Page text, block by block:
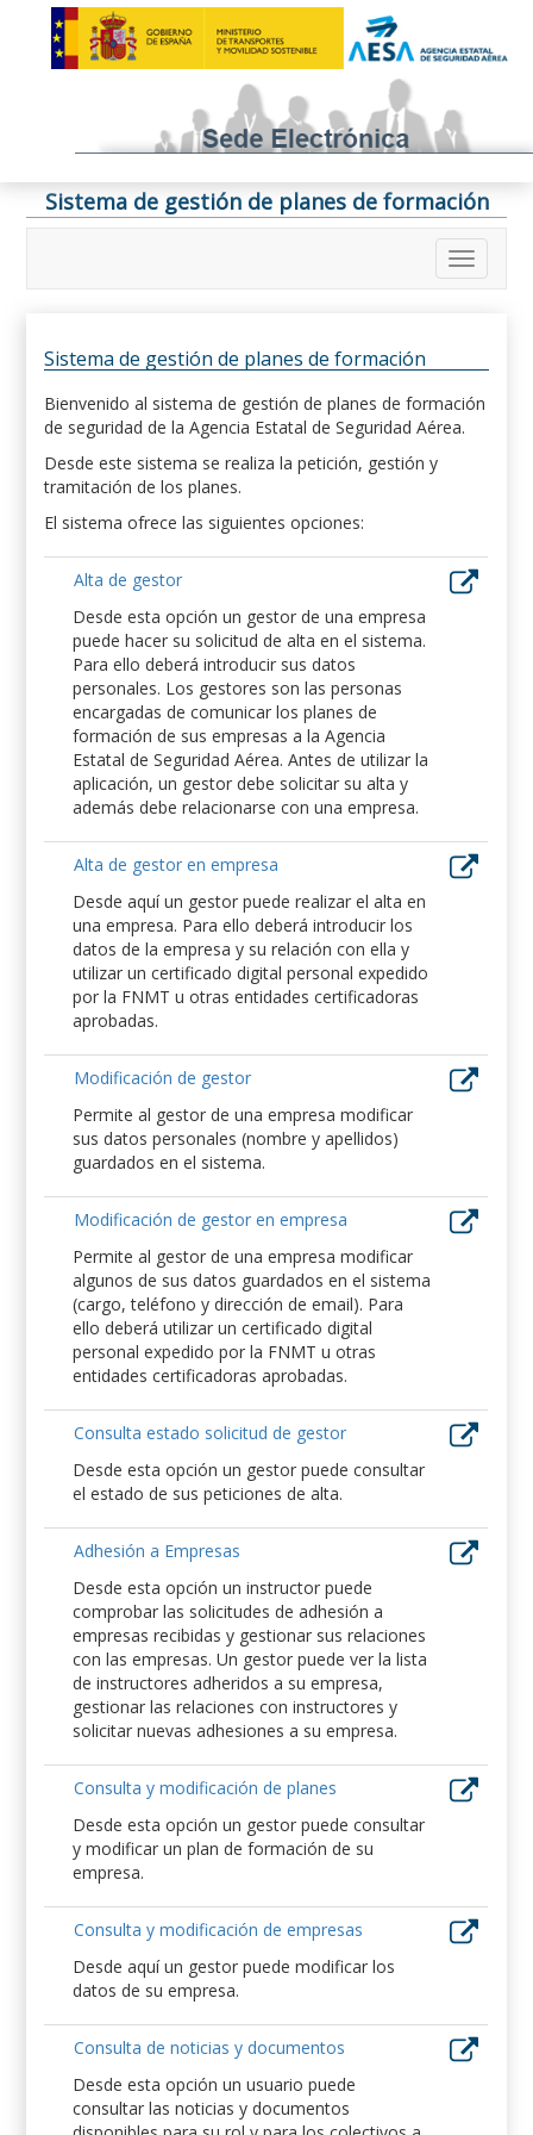
Sistema de gestión de planes de formación
Sistema de gestión de planes de formación
Bienvenido al sistema de gestión de planes de formación
de seguridad de la Agencia Estatal de Seguridad Aérea.
Desde este sistema se realiza la petición, gestión y
tramitación de los planes.
El sistema ofrece las siguientes opciones:
Alta de gestor
Desde esta opción un gestor de una empresa
puede hacer su solicitud de alta en el sistema.
Para ello deberá introducir sus datos
personales. Los gestores son las personas
encargadas de comunicar los planes de
formación de sus empresas a la Agencia
Estatal de Seguridad Aérea. Antes de utilizar la
aplicación, un gestor debe solicitar su alta y
además debe relacionarse con una empresa.
Alta de gestor en empresa
Desde aquí un gestor puede realizar el alta en
una empresa. Para ello deberá introducir los
datos de la empresa y su relación con ella y
utilizar un certificado digital personal expedido
por la FNMT u otras entidades certificadoras
aprobadas.
Modificación de gestor
Permite al gestor de una empresa modificar
sus datos personales (nombre y apellidos)
guardados en el sistema.
Modificación de gestor en empresa
Permite al gestor de una empresa modificar
algunos de sus datos guardados en el sistema
(cargo, teléfono y dirección de email). Para
ello deberá utilizar un certificado digital
personal expedido por la FNMT u otras
entidades certificadoras aprobadas.
Consulta estado solicitud de gestor
Desde esta opción un gestor puede consultar
el estado de sus peticiones de alta.
Adhesión a Empresas
Desde esta opción un instructor puede
comprobar las solicitudes de adhesión a
empresas recibidas y gestionar sus relaciones
con las empresas. Un gestor puede ver la lista
de instructores adheridos a su empresa,
gestionar las relaciones con instructores y
solicitar nuevas adhesiones a su empresa.
Consulta y modificación de planes
Desde esta opción un gestor puede consultar
y modificar un plan de formación de su
empresa.
Consulta y modificación de empresas
Desde aquí un gestor puede modificar los
datos de su empresa.
Consulta de noticias y documentos
Desde esta opción un usuario puede
consultar las noticias y documentos